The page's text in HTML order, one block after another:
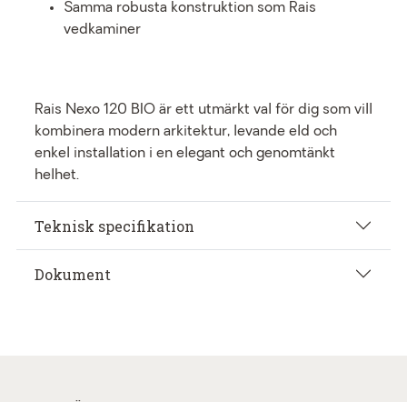
Samma robusta konstruktion som Rais
vedkaminer
Rais Nexo 120 BIO är ett utmärkt val för dig som vill
kombinera modern arkitektur, levande eld och
enkel installation i en elegant och genomtänkt
helhet.
Teknisk specifikation
Dokument